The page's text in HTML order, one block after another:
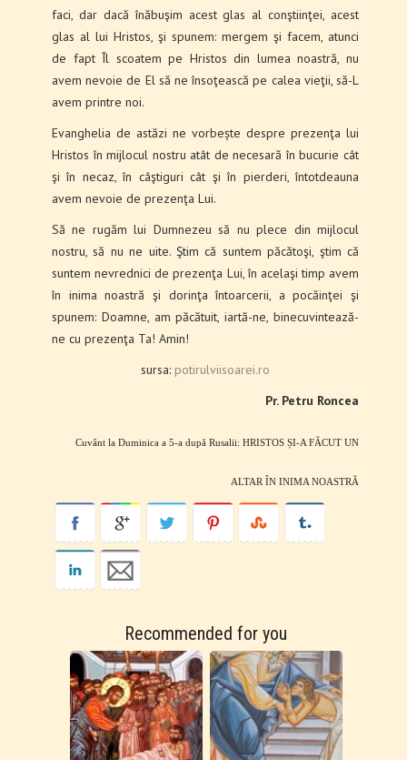
faci, dar dacă înăbuşim acest glas al conştiinţei, acest
glas al lui Hristos, şi spunem: mergem şi facem, atunci
de fapt Îl scoatem pe Hristos din lumea noastră, nu
avem nevoie de El să ne însoţească pe calea vieţii, să-L
avem printre noi.
Evanghelia de astăzi ne vorbește despre prezenţa lui
Hristos în mijlocul nostru atât de necesară în bucurie cât
şi în necaz, în câştiguri cât şi în pierderi, întotdeauna
avem nevoie de prezenţa Lui.
Să ne rugăm lui Dumnezeu să nu plece din mijlocul
nostru, să nu ne uite. Ştim că suntem păcătoşi, ştim că
suntem nevrednici de prezenţa Lui, în acelaşi timp avem
în inima noastră şi dorinţa întoarcerii, a pocăinţei şi
spunem: Doamne, am păcătuit, iartă-ne, binecuvintează-
ne cu prezenţa Ta! Amin!
sursa: potirulviisoarei.ro
Pr. Petru Roncea
Cuvânt la Duminica a 5-a după Rusalii: HRISTOS ȘI-A FĂCUT UN
ALTAR ÎN INIMA NOASTRĂ
Recommended for you